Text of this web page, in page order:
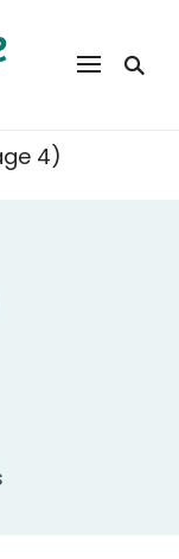
4)